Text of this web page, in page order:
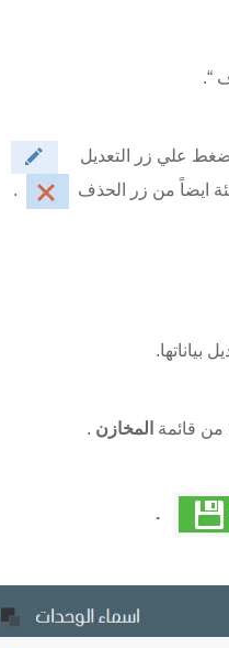
“.
علي زر التعديل
ايضاً من زر الحذف
.
بياناتها.
من قائمة المخازن .
.